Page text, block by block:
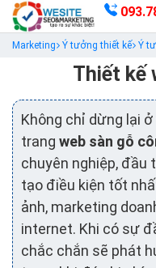
Marketing Ý tưởng thiết kế Ý
Thiết kế
Không chỉ dừng lại
trang web sàn gỗ
chuyên nghiệp, đầu
tạo điều kiện tốt
ảnh, marketing
internet. Khi có sự
chắc chắn sẽ phát